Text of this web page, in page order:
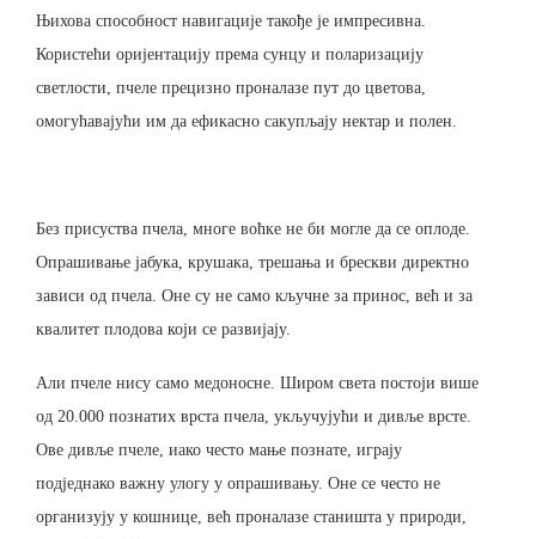
Њихова способност навигације такође је импресивна.
Користећи оријентацију према сунцу и поларизацију
светлости, пчеле прецизно проналазе пут до цветова,
омогућавајући им да ефикасно сакупљају нектар и полен.
Без присуства пчела, многе воћке не би могле да се оплоде.
Опрашивање јабука, крушака, трешања и брескви директно
зависи од пчела. Оне су не само кључне за принос, већ и за
квалитет плодова који се развијају.
Али пчеле нису само медоносне. Широм света постоји више
од 20.000 познатих врста пчела, укључујући и дивље врсте.
Ове дивље пчеле, иако често мање познате, играју
подједнако важну улогу у опрашивању. Оне се често не
организују у кошнице, већ проналазе станишта у природи,